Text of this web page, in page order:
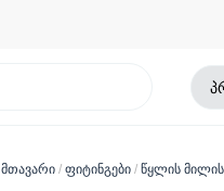
მთავარი/ ფიტინგები/ წყლის